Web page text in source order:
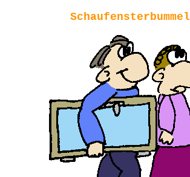
Schaufensterbummel